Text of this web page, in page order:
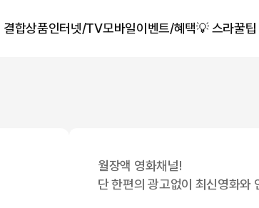
결합상품인터넷/TV모바일이벤트/혜택💡 스라꿀팁
월장액 영화채널!
단 한편의 광고없이 최신영화와